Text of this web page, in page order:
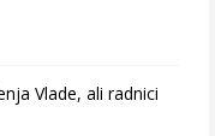
Vlade, ali radnici